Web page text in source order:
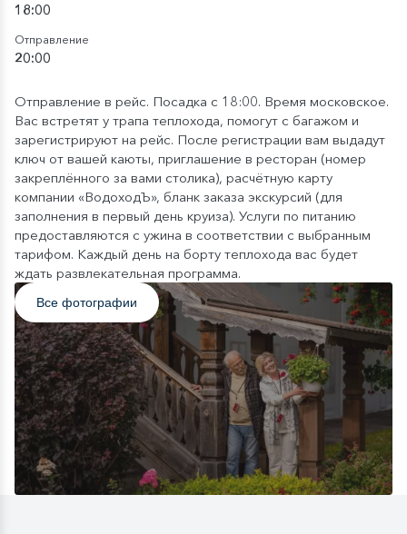
18:00
Отправление
20:00
Отправление в рейс. Посадка с 18:00. Время московское.
Вас встретят у трапа теплохода, помогут с багажом и
зарегистрируют на рейс. После регистрации вам выдадут
ключ от вашей каюты, приглашение в ресторан (номер
закреплённого за вами столика), расчётную карту
компании «ВодоходЪ», бланк заказа экскурсий (для
заполнения в первый день круиза). Услуги по питанию
предоставляются с ужина в соответствии с выбранным
тарифом. Каждый день на борту теплохода вас будет
ждать развлекательная программа.
Все фотографии